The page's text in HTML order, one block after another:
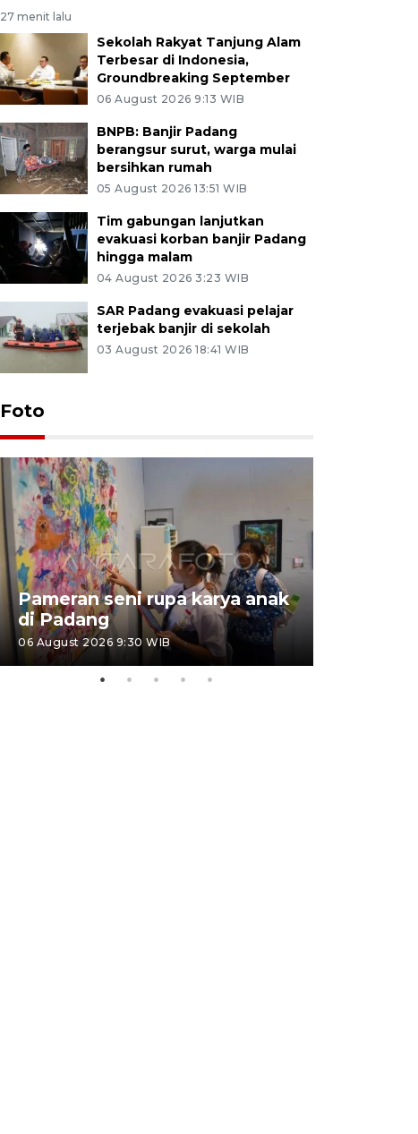
27 menit lalu
Sekolah Rakyat Tanjung Alam
Terbesar di Indonesia,
Groundbreaking September
06 August 2026 9:13 WIB
BNPB: Banjir Padang
berangsur surut, warga mulai
bersihkan rumah
05 August 2026 13:51 WIB
Tim gabungan lanjutkan
evakuasi korban banjir Padang
hingga malam
04 August 2026 3:23 WIB
SAR Padang evakuasi pelajar
terjebak banjir di sekolah
03 August 2026 18:41 WIB
Foto
Pameran seni rupa karya anak
di Padang
06 August 2026 9:30 WIB